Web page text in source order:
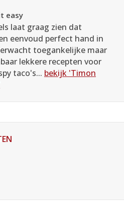
easy
laat graag zien dat
eenvoud perfect hand in
toegankelijke maar
lekkere recepten voor
taco's... bekijk 'Timon